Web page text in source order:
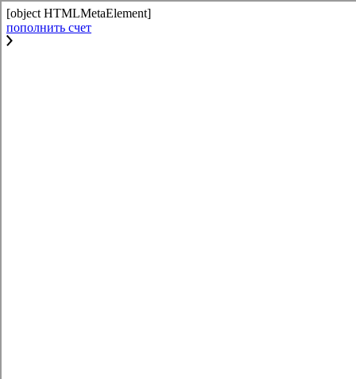
[object HTMLMetaElement]
пополнить счет